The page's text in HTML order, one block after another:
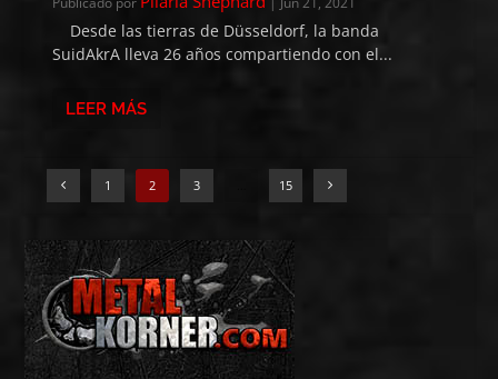
Desde las tierras de Düsseldorf, la banda
SuidAkrA lleva 26 años compartiendo con el...
LEER MÁS
1 2 3 15